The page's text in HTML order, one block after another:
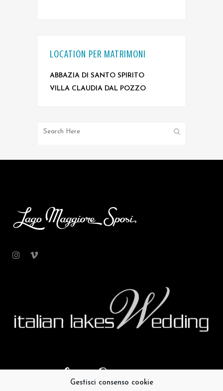
Gestisci consenso cookie
LOCATION PER MATRIMONI
ABBAZIA DI SANTO SPIRITO
VILLA CLAUDIA DAL POZZO